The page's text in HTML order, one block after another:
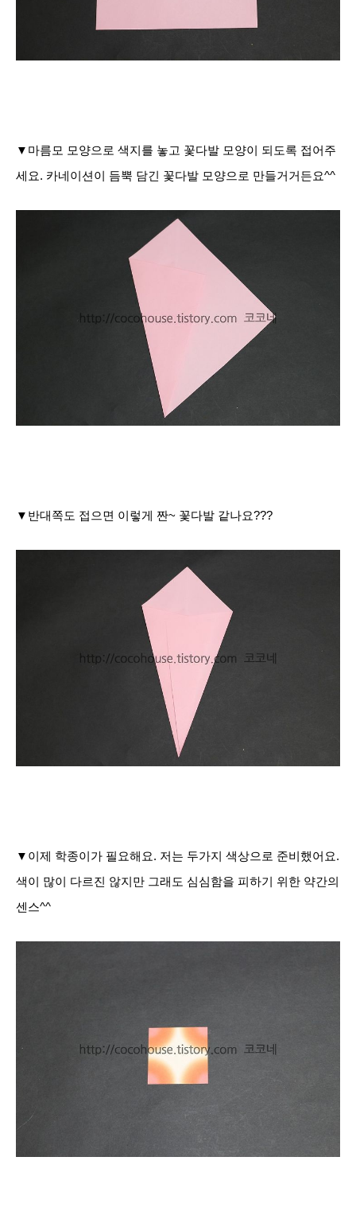
▼마름모 모양으로 색지를 놓고 꽃다발 모양이 되도록 접어주
세요. 카네이션이 듬뿍 담긴 꽃다발 모양으로 만들거거든요^^
▼반대쪽도 접으면 이렇게 짠~ 꽃다발 같나요???
▼이제 학종이가 필요해요. 저는 두가지 색상으로 준비했어요.
색이 많이 다르진 않지만 그래도 심심함을 피하기 위한 약간의
센스^^